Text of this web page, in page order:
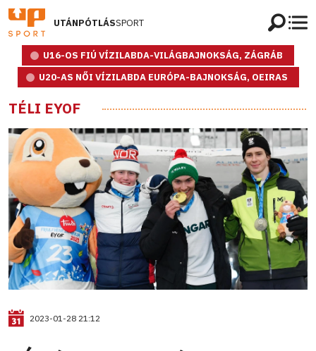
UTÁNPÓTLÁSSPORT
U16-OS FIÚ VÍZILABDA-VILÁGBAJNOKSÁG, ZÁGRÁB
U20-AS NŐI VÍZILABDA EURÓPA-BAJNOKSÁG, OEIRAS
TÉLI EYOF
2023-01-28 21:12